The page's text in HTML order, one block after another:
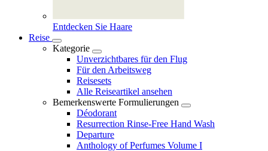
Entdecken Sie Haare
Reise
Kategorie
Unverzichtbares für den Flug
Für den Arbeitsweg
Reisesets
Alle Reiseartikel ansehen
Bemerkenswerte Formulierungen
Déodorant
Resurrection Rinse‑Free Hand Wash
Departure
Anthology of Perfumes Volume I